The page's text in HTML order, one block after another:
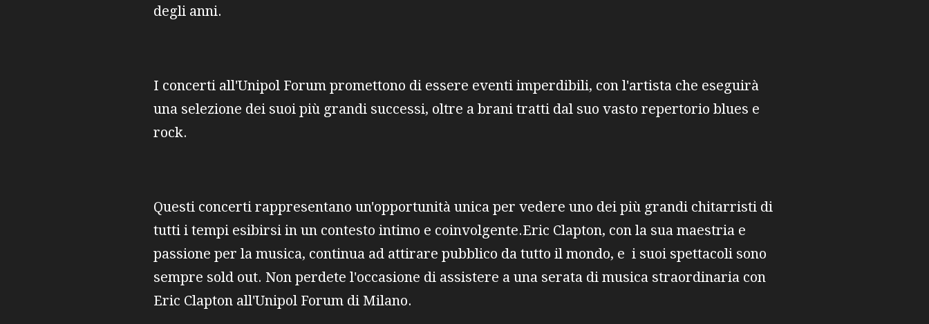
degli anni.
I concerti all'Unipol Forum promettono di essere eventi imperdibili, con l'artista che eseguirà
una selezione dei suoi più grandi successi, oltre a brani tratti dal suo vasto repertorio blues e
rock.
Questi concerti rappresentano un'opportunità unica per vedere uno dei più grandi chitarristi di
tutti i tempi esibirsi in un contesto intimo e coinvolgente.Eric Clapton, con la sua maestria e
passione per la musica, continua ad attirare pubblico da tutto il mondo, e i suoi spettacoli sono
sempre sold out. Non perdete l'occasione di assistere a una serata di musica straordinaria con
Eric Clapton all'Unipol Forum di Milano.